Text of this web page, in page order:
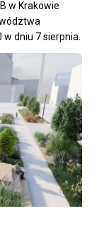
w Krakowie
w dniu 7 sierpnia.